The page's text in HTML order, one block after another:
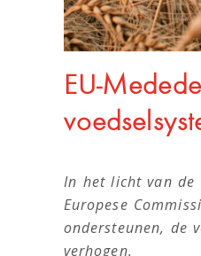
EU-
In het licht van de
Europese
ondersteunen, de
verhogen.